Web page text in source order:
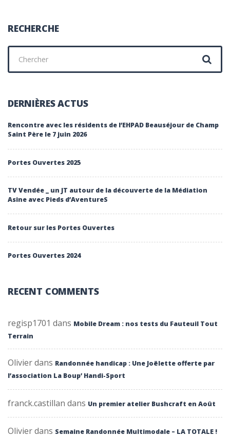
RECHERCHE
DERNIÈRES ACTUS
Rencontre avec les résidents de l’EHPAD Beauséjour de Champ
Saint Père le 7 juin 2026
Portes Ouvertes 2025
TV Vendée _ un JT autour de la découverte de la Médiation
Asine avec Pieds d’AventureS
Retour sur les Portes Ouvertes
Portes Ouvertes 2024
RECENT COMMENTS
regisp1701 dans Mobile Dream : nos tests du Fauteuil Tout
Terrain
Olivierdans Randonnée handicap : Une Joëlette offerte par
l’association La Boup’ Handi-Sport
franck.castillan dans Un premier atelier Bushcraft en Août
Olivierdans Semaine Randonnée Multimodale – LA TOTALE !